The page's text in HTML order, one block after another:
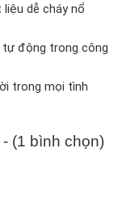
dễ cháy nổ
tự động trong công
trong mọi tình
- (1 bình chọn)